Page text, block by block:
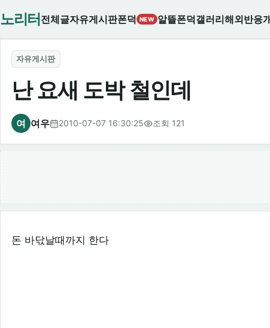
노리터 전체글자유게시판폰덕 NEW 알뜰폰덕갤러리해외반응
자유게시판
난 요새 도박 철인데
여 여우 2010-07-07 16:30:25 조회 121
돈 바닧날때까지 한다